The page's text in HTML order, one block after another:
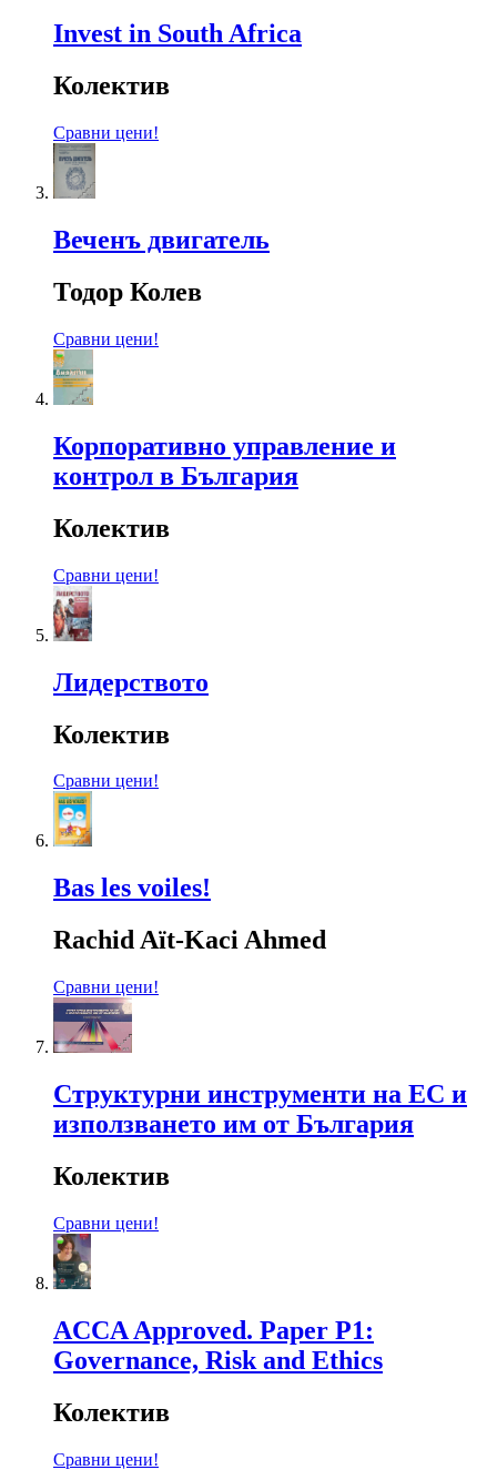
Invest in South Africa
Колектив
Сравни цени!
Веченъ двигатель
Тодор Колев
Сравни цени!
Корпоративно управление и
контрол в България
Колектив
Сравни цени!
Лидерството
Колектив
Сравни цени!
Bas les voiles!
Rachid Aït-Kaci Ahmed
Сравни цени!
Структурни инструменти на ЕС и
използването им от България
Колектив
Сравни цени!
ACCA Approved. Paper P1:
Governance, Risk and Ethics
Колектив
Сравни цени!